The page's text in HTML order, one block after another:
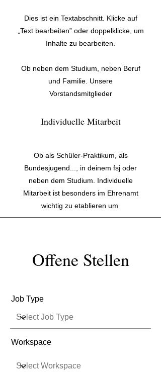
Dies ist ein Textabschnitt. Klicke auf
„Text bearbeiten” oder doppelklicke, um
Inhalte zu bearbeiten.
Ob neben dem Studium, neben Beruf
und Familie. Unsere
Vorstandsmitglieder
Individuelle Mitarbeit
Ob als Schüler-Praktikum, als
Bundesjugend..., in deinem fsj oder
neben dem Studium. Individuelle
Mitarbeit ist besonders im Ehrenamt
wichtig zu etablieren um
Offene Stellen
Job Type
Workspace